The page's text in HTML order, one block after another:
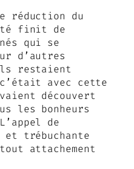
réduction du
finit de
qui se
d’autres
restaient
avec cette
découvert
les bonheurs
de
et trébuchante
attachement